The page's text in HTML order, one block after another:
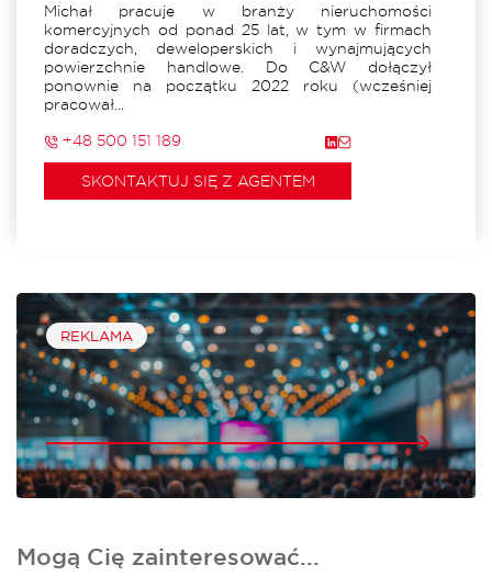
Michał pracuje w branży nieruchomości
komercyjnych od ponad 25 lat, w tym w firmach
doradczych, deweloperskich i wynajmujących
powierzchnie handlowe. Do C&W dołączył
ponownie na początku 2022 roku (wcześniej
pracował...
+48 500 151 189
SKONTAKTUJ SIĘ Z AGENTEM
REKLAMA
Mogą Cię zainteresować...